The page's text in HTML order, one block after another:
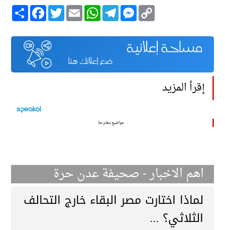
انشر
FacebookTwitterEmail
WhatsAppTelegram
MessengerCopy
Link
إقرأ المزيد
مواضيع مقترحة
اهم الاخبار - صحيفة عدن حرة
لماذا اختارت مصر البقاء خارج التحالف
الثلاثي؟ ...